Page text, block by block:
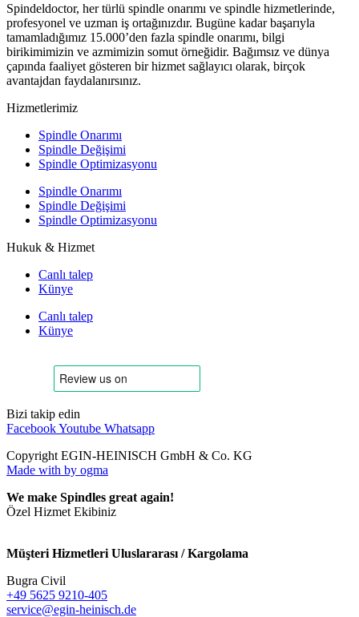
Spindeldoctor, her türlü spindle onarımı ve spindle hizmetlerinde,
profesyonel ve uzman iş ortağınızdır. Bugüne kadar başarıyla
tamamladığımız 15.000’den fazla spindle onarımı, bilgi
birikimimizin ve azmimizin somut örneğidir. Bağımsız ve dünya
çapında faaliyet gösteren bir hizmet sağlayıcı olarak, birçok
avantajdan faydalanırsınız.
Hizmetlerimiz
Spindle Onarımı
Spindle Değişimi
Spindle Optimizasyonu
Spindle Onarımı
Spindle Değişimi
Spindle Optimizasyonu
Hukuk & Hizmet
Canlı talep
Künye
Canlı talep
Künye
Bizi takip edin
FacebookYoutube Whatsapp
Copyright EGIN-HEINISCH GmbH & Co. KG
Made with by ogma
We make Spindles great again!
Özel Hizmet Ekibiniz
Müşteri Hizmetleri Uluslararası / Kargolama
Bugra Civil
+49 5625 9210-405
service@egin-heinisch.de